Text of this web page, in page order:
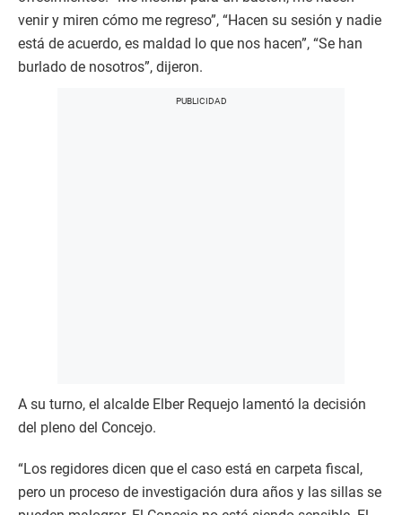
venir y miren cómo me regreso”, “Hacen su sesión y nadie
está de acuerdo, es maldad lo que nos hacen”, “Se han
burlado de nosotros”, dijeron.
A su turno, el alcalde Elber Requejo lamentó la decisión
del pleno del Concejo.
“Los regidores dicen que el caso está en carpeta fiscal,
pero un proceso de investigación dura años y las sillas se